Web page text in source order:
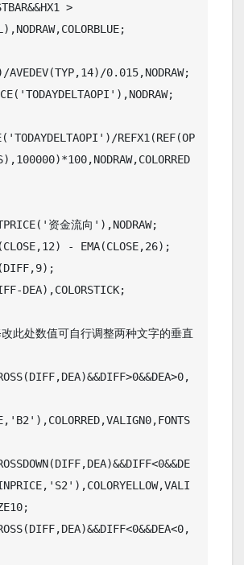
>
0.015,NODRAW;
REFX1(REF(OP
资金流向'),NODRAW;
- EMA(CLOSE,26);
DEA),COLORSTICK;
处数值可自行调整两种文字的垂直